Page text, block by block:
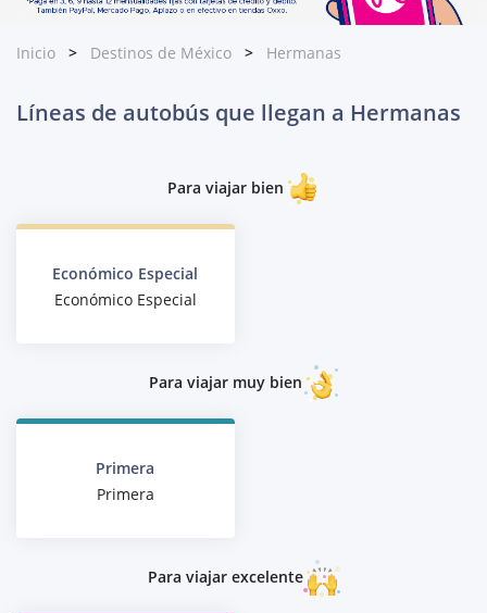
Inicio Destinos de México Hermanas
Líneas de autobús que llegan a Hermanas
Para viajar bien
Económico Especial
Económico Especial
Para viajar muy bien
Primera
Primera
Para viajar excelente